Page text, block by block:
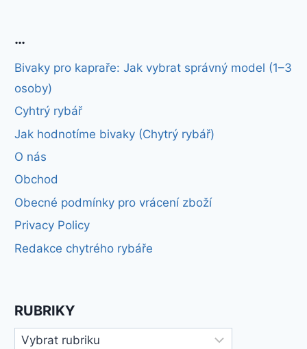
…
Bivaky pro kapraře: Jak vybrat správný model (1–3
osoby)
Cyhtrý rybář
Jak hodnotíme bivaky (Chytrý rybář)
O nás
Obchod
Obecné podmínky pro vrácení zboží
Privacy Policy
Redakce chytrého rybáře
RUBRIKY
Rubriky